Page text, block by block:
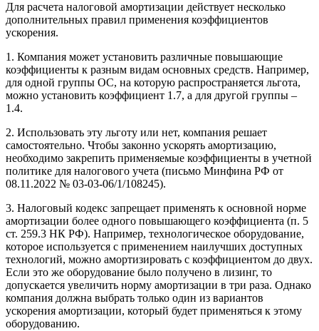
Для расчета налоговой амортизации действует несколько
дополнительных правил применения коэффициентов
ускорения.
1. Компания может установить различные повышающие
коэффициенты к разным видам основных средств. Например,
для одной группы ОС, на которую распространяется льгота,
можно установить коэффициент 1.7, а для другой группы –
1.4.
2. Использовать эту льготу или нет, компания решает
самостоятельно. Чтобы законно ускорять амортизацию,
необходимо закрепить применяемые коэффициенты в учетной
политике для налогового учета (письмо Минфина РФ от
08.11.2022 № 03-03-06/1/108245).
3. Налоговый кодекс запрещает применять к основной норме
амортизации более одного повышающего коэффициента (п. 5
ст. 259.3 НК РФ). Например, технологическое оборудование,
которое используется с применением наилучших доступных
технологий, можно амортизировать с коэффициентом до двух.
Если это же оборудование было получено в лизинг, то
допускается увеличить норму амортизации в три раза. Однако
компания должна выбрать только один из вариантов
ускорения амортизации, который будет применяться к этому
оборудованию.